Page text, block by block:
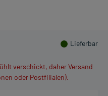
Lieferbar
verschickt, daher Versand
oder Postfilialen).